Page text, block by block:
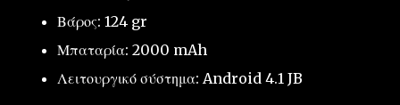
Βάρος: 124 gr
Μπαταρία: 2000 mAh
Λειτουργικό σύστημα: Android 4.1 JB